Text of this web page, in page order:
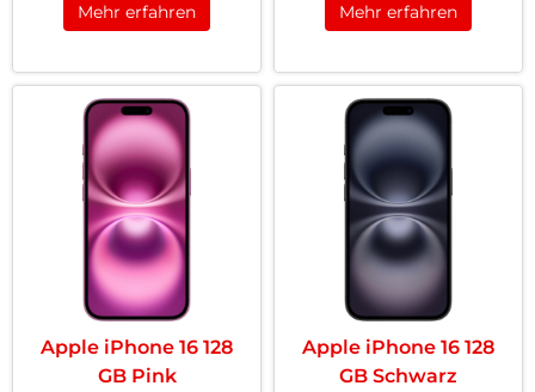
Mehr erfahren Mehr erfahren
Apple iPhone 16 128
GB Pink
Apple iPhone 16 128
GB Schwarz